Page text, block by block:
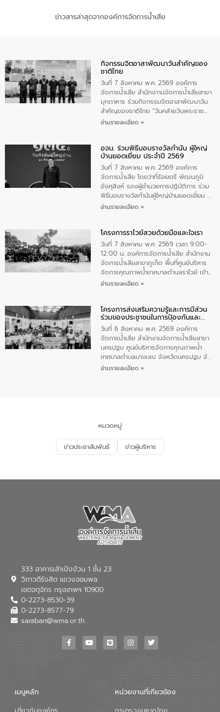
ข่าวสารล่าสุดจากองค์การจัดการน้ำเสีย
กิจกรรมจิตอาสาพัฒนาวันสําคัญของ
ชาติไทย
วันที่ 7 สิงหาคม พ.ศ. 2569 องค์การ
จัดการน้ำเสีย สำนักงาานจัดการน้ำเสียสาขา
มุกดาหาร ร่วมกิจกรรมจิตอาสาพัฒนาวัน
สําคัญของชาติไทย “วันคล้ายวันพระราช
สมภพ สมเด็จพระนางเจ้าสิริกิติ์พระบรม
ทิพย์คำ รองผู้ว่าราชการจังหวัดมุกดาหาร
เป็นประธานในพิธี ณ เรือนจําชั่วคราวนาโสก
ตําบลนาโสก อําเภอเมืองมุกดาหาร จังหวัด
มุกดาหาร โดยในกิจกรรมได้ร่วมปลูกป่า และ
ทําความสะอาดภายในบริเวณ จัดกิจกรรม
เพื่อถวายเป็นพระราชกุศล สมเด็จพระนาง
เจ้าสิริกิติ์พระบรมราชินีนาถ พระบรมราช
อ่านรายละเอียด »
อจน. ร่วมพิธีมอบรางวัลกำนัน ผู้ใหญ่
บ้านยอดเยี่ยม ประจำปี 2569
วันที่ 7 สิงหาคม พ.ศ. 2569 องค์การ
จัดการน้ำเสีย โดยว่าที่ร้อยตรี พัฒนภูมิ
อังศุสิงห์ รองผู้อำนวยการปฏิบัติการ ร่วม
พิธีมอบรางวัลกำนันผู้ใหญ่บ้านยอดเยี่ยม ณ
ทำเนียบรัฐบาล โดยมีนายอนุทิน ชาญวีรกูล
ทองคำและประกาศเกียรติคุณให้แก่ กำนัน
ผู้ใหญ่บ้านยอดเยี่ยม พร้อมกล่าวชื่นชม ให้
โอวาท และมอบนโยบาย
อ่านรายละเอียด »
โครงการราไวย์สวยด้วยมือและใจเรา
วันที่ 7 สิงหาคม พ.ศ. 2569 เวลา 9:00-
12:00 น. องค์การจัดการน้ำเสีย สำนักงาน
จัดการน้ำเสียสาขาภูเก็ต พื้นที่ศูนย์บริหาร
จัดการคุณภาพน้ำเทศบาลตำบลราไวย์ เข้า
ร่วมโครงการราไวย์สวยด้วยมือและใจเรา
ประชาชน ตัวแทนจากโรงแรมต่างๆ ในเขต
เทศบาลตำบลราไวย์ ศูนย์บริหารจัดการ
คุณภาพน้ำเทศบาลตำบลราไวย์ นำโดยนาย
น้อย แก้วเศษ ผู้จัดการสำนักงานจัดการน้ำ
เสียสาขาภูเก็ต พร้อมด้วยเจ้าหน้าที่ จำนวน
5 คน ร่วมทำกิจกรรม ทำความสะอาด
ชายหาดและแหล่งท่องเที่ยว ณ บริเวณ
อ่านรายละเอียด »
โครงการส่งเสริมความรู้และการมีส่วน
ร่วมของประชาชนในการป้องกันและ
แก้ไขปัญหาน้ำเสียอย่างยั่งยืน
วันที่ 6 สิงหาคม พ.ศ. 2569 องค์การ
จัดการน้ำเสีย สำนักงานจัดการน้ำเสียสาขา
นครปฐม ศูนย์บริหารจัดการคุณภาพน้ำ
เทศบาลตำบลบางเลน จังหวัดนครปฐม จัด
กิจกรรมภายใต้โครงการส่งเสริมความรู้และ
จัดการน้ำเสียและสร้างจิตสำนึกในการ
อนุรักษ์สิ่งแวดล้อม ในหัวข้อ “น้ำเสียชุมชน
และการบำบัดน้ำเสียเบื้องต้น” โดยให้ความรู้
เกี่ยวกับสาเหตุและผลกระทบของน้ำเสีย
ณ เทศบาลตำบลบางเลน จังหวัดนครปฐม
อ่านรายละเอียด »
หมวดหมู่
ข่าวประชาสัมพันธ์ ข่าวผู้บริหาร
333 อาคารเล้าเป้งง้วน 1 ชั้น 23
วิภาวดีรังสิต แขวงจอมพล
เขตจตุจักร กรุงเทพฯ 10900
0-2273-8530-39
0-2273-8577-79
saraban@wma.or.th
เมนูหลัก
เกี่ยวกับองค์กร
หน่วยงานที่เกียวข้อง
กระทรวงมหาดไทย